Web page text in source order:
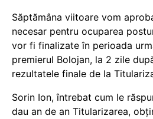
Săptămâna viitoare vom
necesar pentru ocuparea
vor fi finalizate în perioada
premierul Bolojan, la 2 zile
rezultatele finale de la
Sorin Ion, întrebat cum le
dau an de an Titularizarea,